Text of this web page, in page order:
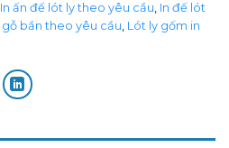
In ấn đế lót ly theo yêu cầu, In đế lót
gỗ bần theo yêu cầu, Lót ly gốm in